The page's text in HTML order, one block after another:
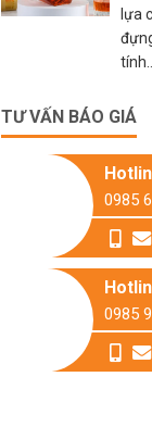
lựa
tính...
TƯ VẤN BÁO GIÁ
0985
0985